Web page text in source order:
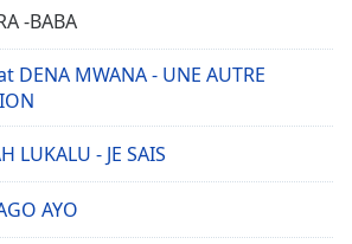
-BABA
DENA MWANA - UNE AUTRE
LUKALU - JE SAIS
AYO